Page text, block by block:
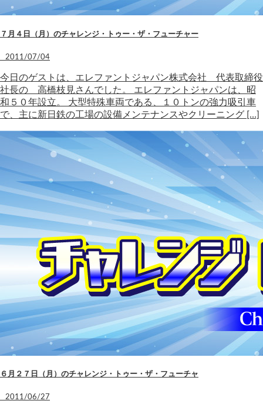
７月４日（月）のチャレンジ・トゥー・ザ・フューチャー
2011/07/04
今日のゲストは、エレファントジャパン株式会社 代表取締役
社長の 高橋枝見さんでした。 エレファントジャパンは、昭
和５０年設立。 大型特殊車両である、１０トンの強力吸引車
で、主に新日鉄の工場の設備メンテナンスやクリーニング […]
６月２７日（月）のチャレンジ・トゥー・ザ・フューチャ
2011/06/27